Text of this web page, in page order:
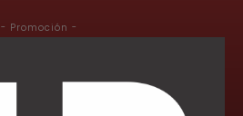
- Promoción -